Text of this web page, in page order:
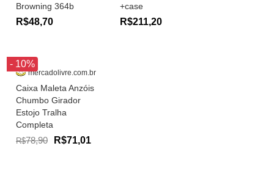
Browning 364b
R$48,70
+case
R$211,20
- 10%
mercadolivre.com.br
Caixa Maleta Anzóis
Chumbo Girador
Estojo Tralha
Completa
R$78,90 R$71,01